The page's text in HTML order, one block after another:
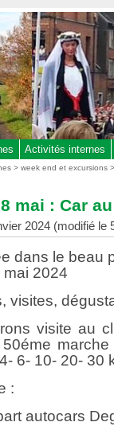
Activités internes
>week end et excursions
mai : Car
2024 (modifié le
dans le beau
2024
visites,
visite au
6- 10- 20- 30
:
autocars